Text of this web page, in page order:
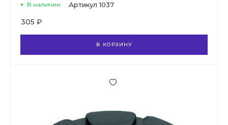
В наличии Артикул 1037
305 ₽
В КОРЗИНУ